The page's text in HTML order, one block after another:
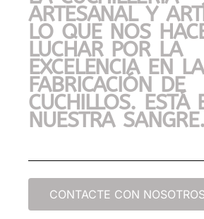
ARTESANAL Y
LO QUE NOS
LUCHAR POR LA
EXCELENCIA EN LA
FABRICACIÓN DE
CUCHILLOS. ESTÁ
NUESTRA SANGRE.
CONTACTE CON